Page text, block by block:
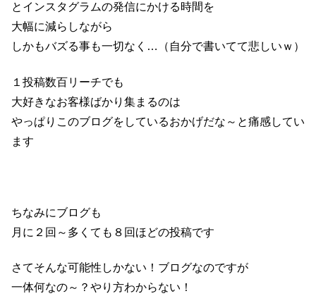
とインスタグラムの発信にかける時間を
大幅に減らしながら
しかもバズる事も一切なく…（自分で書いてて悲しいｗ）
１投稿数百リーチでも
大好きなお客様ばかり集まるのは
やっぱりこのブログをしているおかげだな～と痛感してい
ます
ちなみにブログも
月に２回～多くても８回ほどの投稿です
さてそんな可能性しかない！ブログなのですが
一体何なの～？やり方わからない！